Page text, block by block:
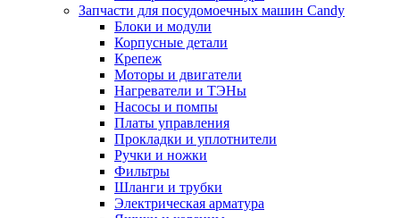
Запчасти для посудомоечных машин Candy
Блоки и модули
Корпусные детали
Крепеж
Моторы и двигатели
Нагреватели и ТЭНы
Насосы и помпы
Платы управления
Прокладки и уплотнители
Ручки и ножки
Фильтры
Шланги и трубки
Электрическая арматура